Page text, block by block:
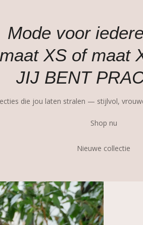
Mode voor
XS of maat
JIJ BENT
die jou laten stralen — stijlvol,
Shop nu
Nieuwe collectie